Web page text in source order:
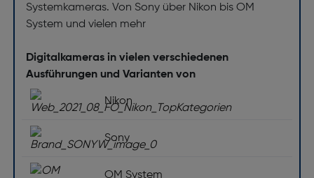
Blitz-Modi: Auto, Flash aus, Flash an, Langsame
Synchronisation
Weißabgleich: Auto, Wolkig, Tageslicht, Flash,
Glühend, Schatten
Betriebsart Kamera: Auto, Manuell, Programm,
Systemkameras. Von Sony über Nikon bis OM
System und vielen mehr
Digitalkameras in vielen verschiedenen
Ausführungen und Varianten von
Nikon
Sony
OM System